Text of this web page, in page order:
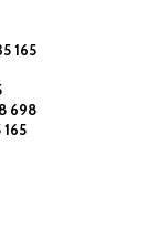
165
698
165